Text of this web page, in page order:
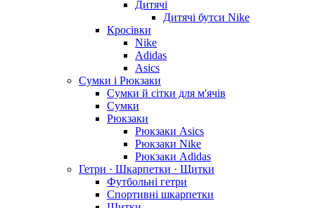
Дитячі
Дитячі бутси Nike
Кросівки
Nike
Adidas
Asics
Сумки і Рюкзаки
Сумки й сітки для м'ячів
Сумки
Рюкзаки
Рюкзаки Asics
Рюкзаки Nike
Рюкзаки Adidas
Гетри · Шкарпетки · Щитки
Футбольні гетри
Спортивні шкарпетки